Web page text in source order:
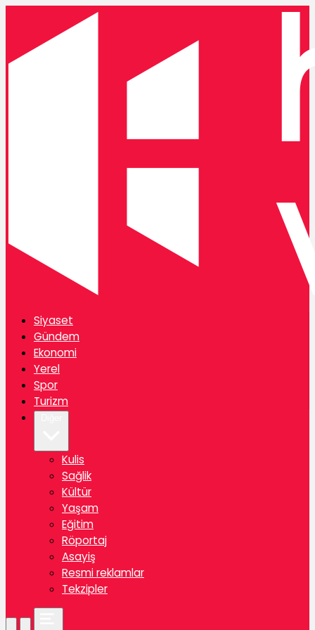
Siyaset
Gündem
Ekonomi
Yerel
Spor
Turizm
Kulis
Sağlik
Kültür
Yaşam
Eğitim
Röportaj
Asayiş
Resmi reklamlar
Tekzipler